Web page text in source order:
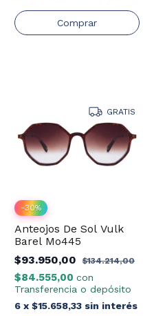
GRATIS
-30%
Anteojos De Sol Vulk
Barel Mo445
$93.950,00
$134.214,00
$84.555,00 con
Transferencia o depósito
6 x $15.658,33 sin interés